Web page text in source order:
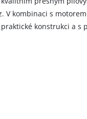
V kombinaci s
konstrukci a